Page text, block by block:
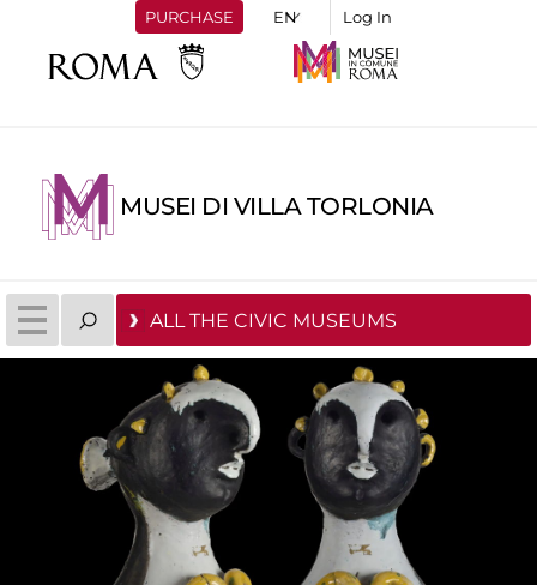
PURCHASE Log In
MUSEI DI VILLA TORLONIA
ALL THE CIVIC MUSEUMS